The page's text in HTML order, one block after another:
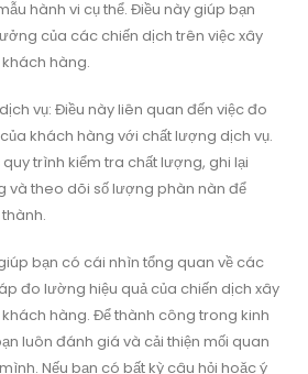
hành vi cụ thể. Điều này giúp bạn
của các chiến dịch trên việc xây
hàng.
vụ: Điều này liên quan đến việc đo
khách hàng với chất lượng dịch vụ.
trình kiểm tra chất lượng, ghi lại
và theo dõi số lượng phàn nàn để
bạn có cái nhìn tổng quan về các
đo lường hiệu quả của chiến dịch xây
hàng. Để thành công trong kinh
luôn đánh giá và cải thiện mối quan
Nếu bạn có bất kỳ câu hỏi hoặc ý